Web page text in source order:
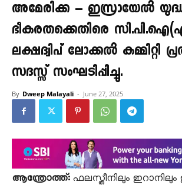
അമേരിക്ക – ഇസ്രായേൽ
ഭീകരതക്കെതിരെ
ലക്ഷദ്വിപ് ലോക്കൽ കമ്മിറ്റി
സദസ്സ് സംഘടിപ്പിച്ചു.
By Dweep Malayali - June 27, 2025
ആന്ത്രോത്ത്:ഫലസ്തീനിലും ഇറാനിലും